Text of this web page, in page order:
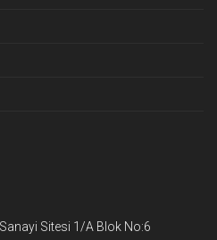
Sitesi 1/A Blok No:6